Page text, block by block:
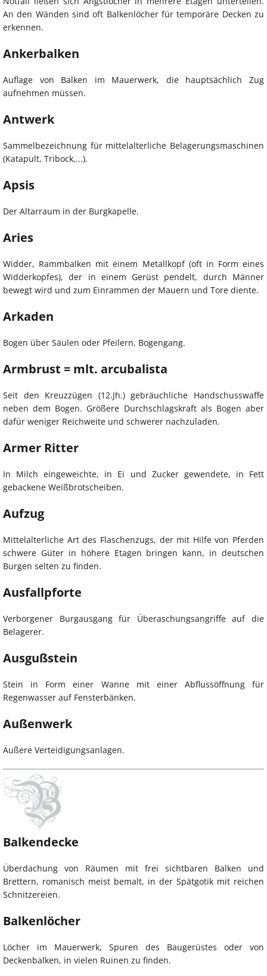
An den Wänden sind oft Balkenlöcher für temporäre Decken zu
erkennen.
Ankerbalken
Auflage von Balken im Mauerwerk, die hauptsächlich Zug
aufnehmen müssen.
Antwerk
Sammelbezeichnung für mittelalterliche Belagerungsmaschinen
(Katapult, Tribock,...).
Apsis
Der Altarraum in der Burgkapelle.
Aries
Widder, Rammbalken mit einem Metallkopf (oft in Form eines
Widderkopfes), der in einem Gerüst pendelt, durch Männer
bewegt wird und zum Einrammen der Mauern und Tore diente.
Arkaden
Bogen über Säulen oder Pfeilern, Bogengang.
Armbrust = mlt. arcubalista
Seit den Kreuzzügen (12.Jh.) gebräuchliche Handschusswaffe
neben dem Bogen. Größere Durchschlagskraft als Bogen aber
dafür weniger Reichweite und schwerer nachzuladen.
Armer Ritter
In Milch eingeweichte, in Ei und Zucker gewendete, in Fett
gebackene Weißbrotscheiben.
Aufzug
Mittelalterliche Art des Flaschenzugs, der mit Hilfe von Pferden
schwere Güter in höhere Etagen bringen kann, in deutschen
Burgen selten zu finden.
Ausfallpforte
Verborgener Burgausgang für Überaschungsangriffe auf die
Belagerer.
Ausgußstein
Stein in Form einer Wanne mit einer Abflussöffnung für
Regenwasser auf Fensterbänken.
Außenwerk
Äußere Verteidigungsanlagen.
Balkendecke
Überdachung von Räumen mit frei sichtbaren Balken und
Brettern, romanisch meist bemalt, in der Spätgotik mit reichen
Schnitzereien.
Balkenlöcher
Löcher im Mauerwerk, Spuren des Baugerüstes oder von
Deckenbalken, in vielen Ruinen zu finden.